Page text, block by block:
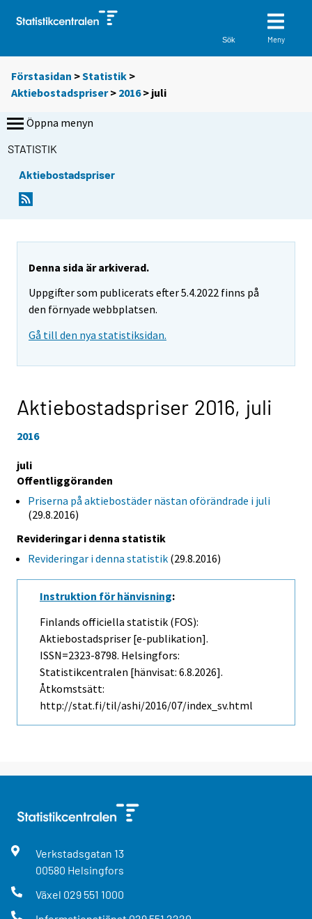
Sök Meny
Förstasidan >Statistik >
Aktiebostadspriser> 2016> juli
Öppna menyn
STATISTIK
Aktiebostadspriser
Denna sida är arkiverad.
Uppgifter som publicerats efter 5.4.2022 finns på
den förnyade webbplatsen.
Gå till den nya statistiksidan.
Aktiebostadspriser 2016, juli
2016
juli
Offentliggöranden
Priserna på aktiebostäder nästan oförändrade i juli
(29.8.2016)
Revideringar i denna statistik
Revideringar i denna statistik (29.8.2016)
Instruktion för hänvisning:
Finlands officiella statistik (FOS):
Aktiebostadspriser [e-publikation].
ISSN=2323-8798. Helsingfors:
Statistikcentralen [hänvisat: 6.8.2026].
Åtkomstsätt:
http://stat.fi/til/ashi/2016/07/index_sv.html
Verkstadsgatan 13
00580 Helsingfors
Växel 029 551 1000